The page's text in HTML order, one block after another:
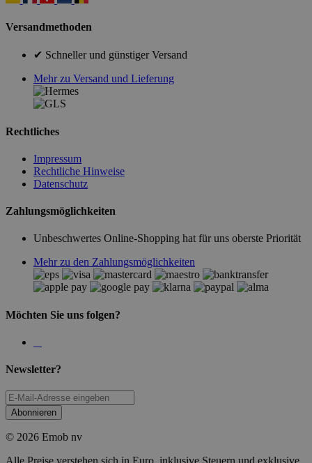
Versandmethoden
✔ Schneller und günstiger Versand
Mehr zu Versand und Lieferung
Rechtliches
Impressum
Rechtliche Hinweise
Datenschutz
Zahlungsmöglichkeiten
Unbeschwertes Online-Shopping hat für uns oberste Priorität
Mehr zu den Zahlungsmöglichkeiten
Möchten Sie uns folgen?
Newsletter?
Abonnieren
© 2026 Emob nv